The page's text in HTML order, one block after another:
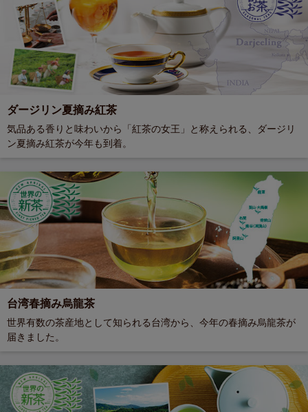
ダージリン夏摘み紅茶
気品ある香りと味わいから「紅茶の女王」と称えられる、ダージリ
ン夏摘み紅茶が今年も到着。
台湾春摘み烏龍茶
世界有数の茶産地として知られる台湾から、今年の春摘み烏龍茶が
届きました。